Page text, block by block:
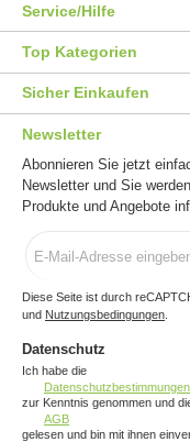
Service/Hilfe
Top Kategorien
Sicher Einkaufen
Newsletter
Abonnieren Sie jetzt
Newsletter und Sie
Produkte und Angebote
Mail-
Diese Seite ist durch
und Nutzungsbedingungen
Datenschutz
Ich habe die
Datenschutzbestimmungen
zur Kenntnis genommen und
AGB
gelesen und bin mit ihnen